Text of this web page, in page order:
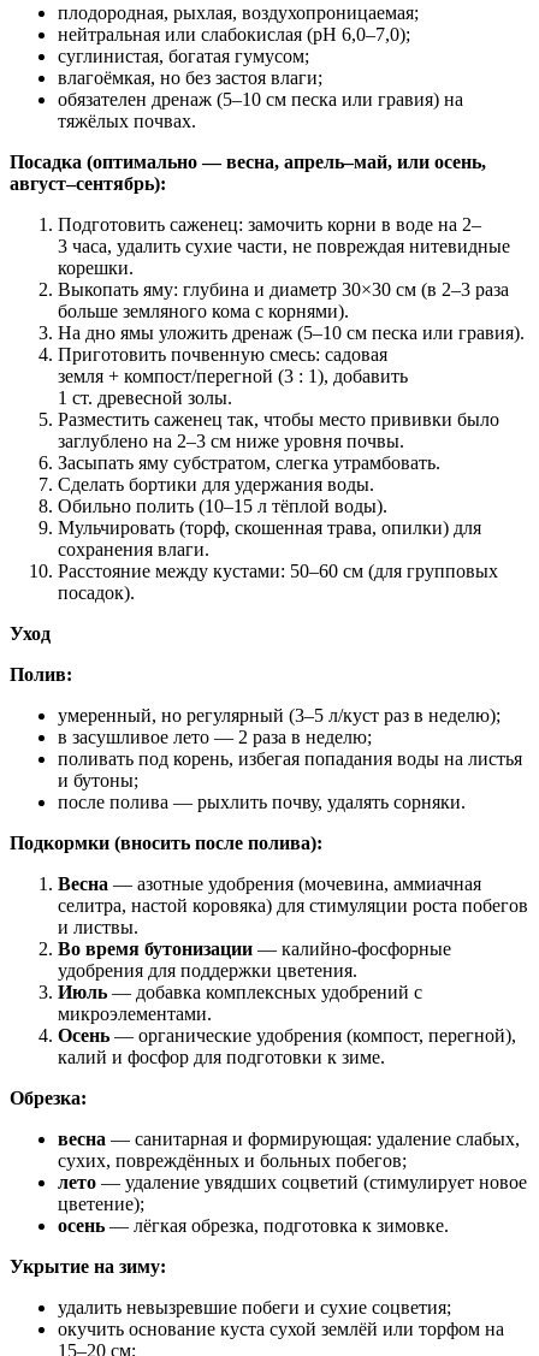
плодородная, рыхлая, воздухопроницаемая;
нейтральная или слабокислая (pH 6,0–7,0);
суглинистая, богатая гумусом;
влагоёмкая, но без застоя влаги;
обязателен дренаж (5–10 см песка или гравия) на
тяжёлых почвах.
Посадка (оптимально — весна, апрель–май, или осень,
август–сентябрь):
Подготовить саженец: замочить корни в воде на 2–
3 часа, удалить сухие части, не повреждая нитевидные
корешки.
Выкопать яму: глубина и диаметр 30×30 см (в 2–3 раза
больше земляного кома с корнями).
На дно ямы уложить дренаж (5–10 см песка или гравия).
Приготовить почвенную смесь: садовая
земля + компост/перегной (3 : 1), добавить
1 ст. древесной золы.
Разместить саженец так, чтобы место прививки было
заглублено на 2–3 см ниже уровня почвы.
Засыпать яму субстратом, слегка утрамбовать.
Сделать бортики для удержания воды.
Обильно полить (10–15 л тёплой воды).
Мульчировать (торф, скошенная трава, опилки) для
сохранения влаги.
Расстояние между кустами: 50–60 см (для групповых
посадок).
Уход
Полив:
умеренный, но регулярный (3–5 л/куст раз в неделю);
в засушливое лето — 2 раза в неделю;
поливать под корень, избегая попадания воды на листья
и бутоны;
после полива — рыхлить почву, удалять сорняки.
Подкормки (вносить после полива):
Весна — азотные удобрения (мочевина, аммиачная
селитра, настой коровяка) для стимуляции роста побегов
и листвы.
Во время бутонизации — калийно‑фосфорные
удобрения для поддержки цветения.
Июль — добавка комплексных удобрений с
микроэлементами.
Осень — органические удобрения (компост, перегной),
калий и фосфор для подготовки к зиме.
Обрезка:
весна — санитарная и формирующая: удаление слабых,
сухих, повреждённых и больных побегов;
лето — удаление увядших соцветий (стимулирует новое
цветение);
осень — лёгкая обрезка, подготовка к зимовке.
Укрытие на зиму:
удалить невызревшие побеги и сухие соцветия;
окучить основание куста сухой землёй или торфом на
15–20 см;